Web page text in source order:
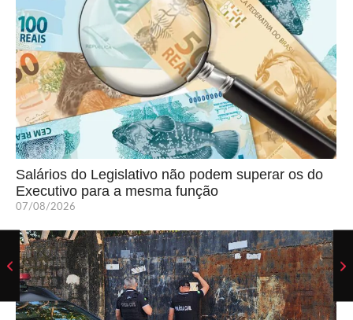
Salários do Legislativo não podem superar os do
Executivo para a mesma função
07/08/2026